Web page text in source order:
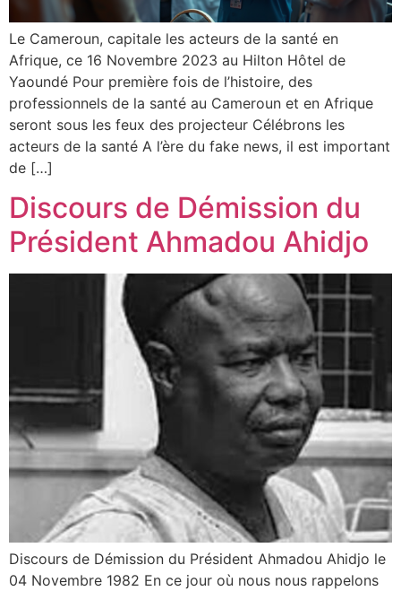
Le Cameroun, capitale les acteurs de la santé en
Afrique, ce 16 Novembre 2023 au Hilton Hôtel de
Yaoundé Pour première fois de l’histoire, des
professionnels de la santé au Cameroun et en Afrique
seront sous les feux des projecteur Célébrons les
acteurs de la santé A l’ère du fake news, il est important
de […]
Discours de Démission du
Président Ahmadou Ahidjo
Discours de Démission du Président Ahmadou Ahidjo le
04 Novembre 1982 En ce jour où nous nous rappelons